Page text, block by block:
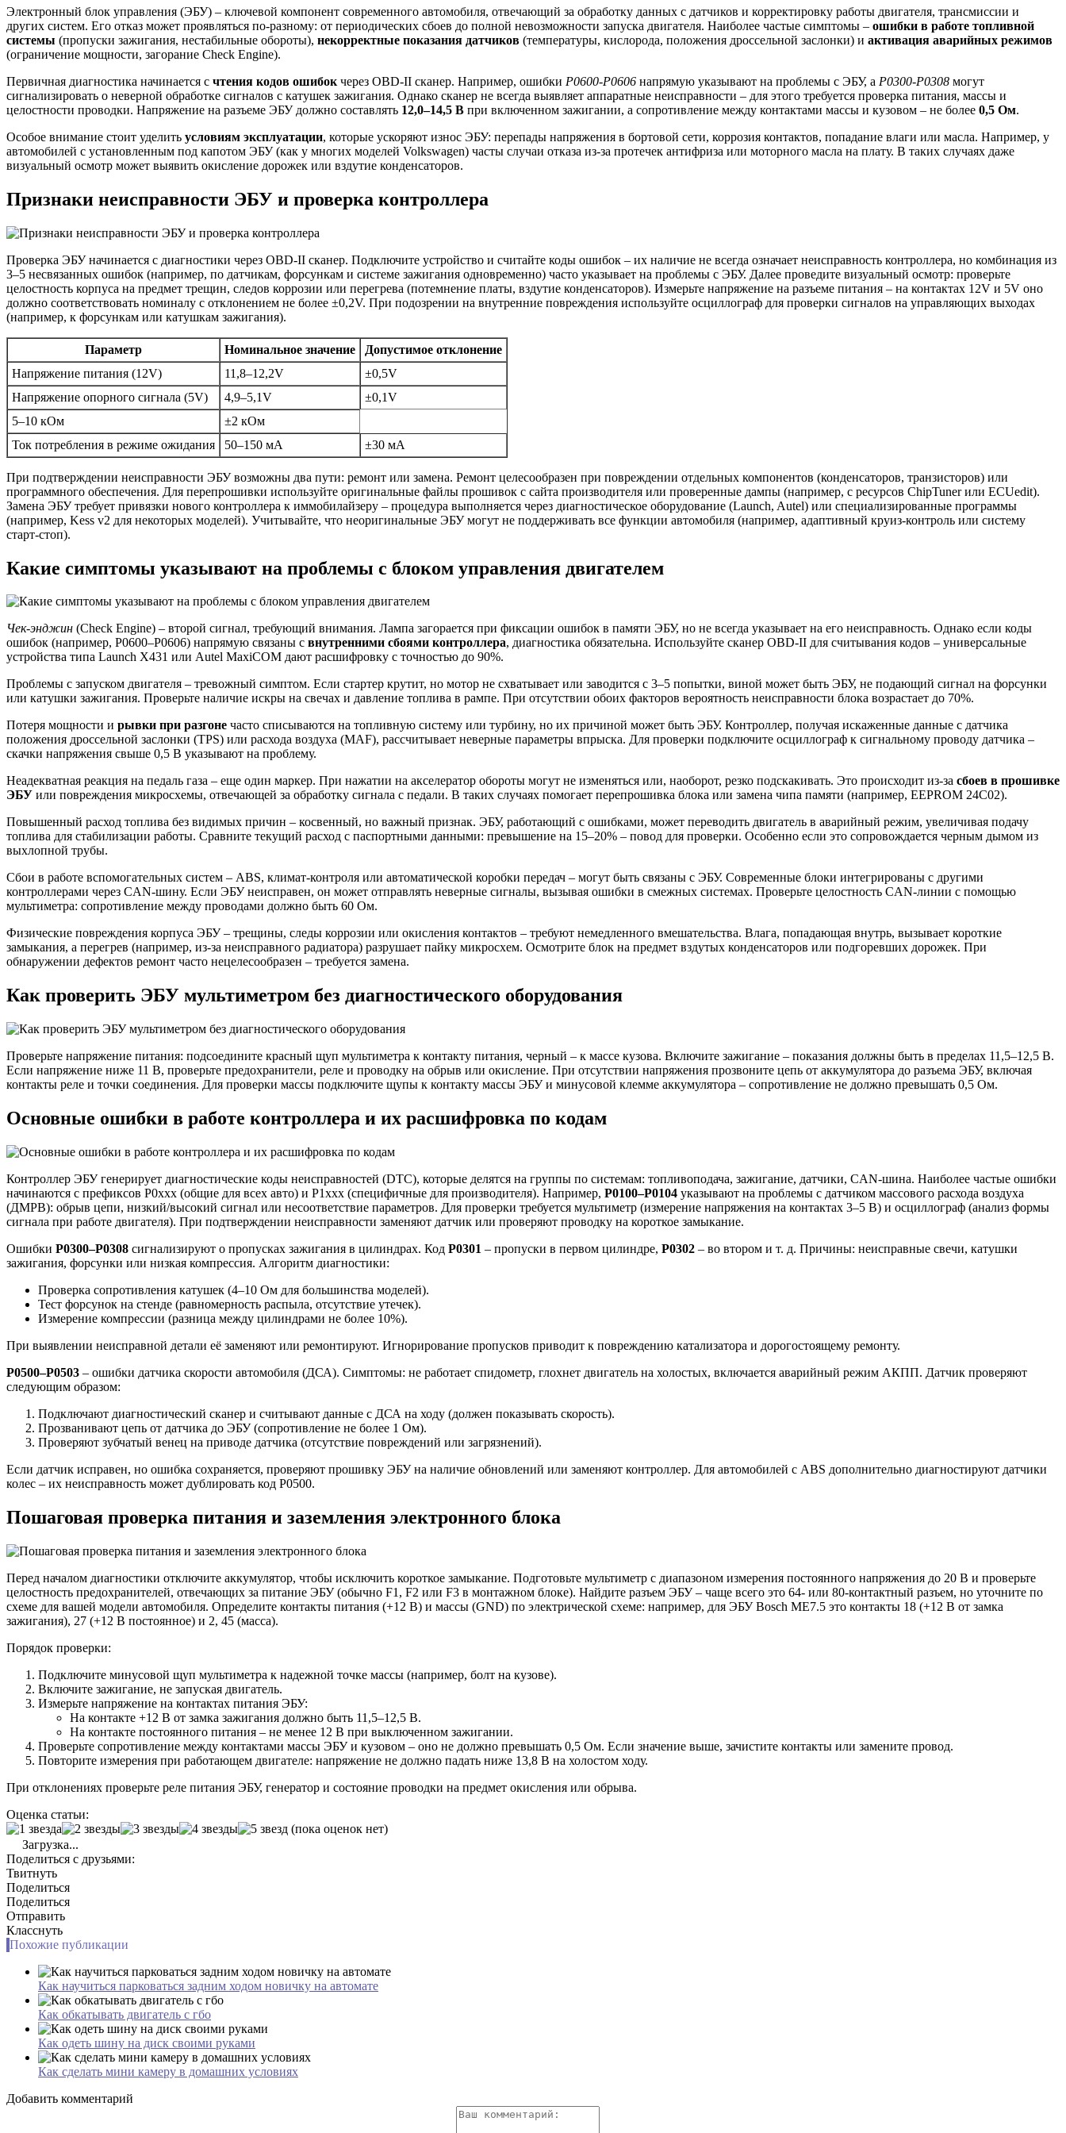
Электронный блок управления (ЭБУ) – ключевой компонент современного автомобиля, отвечающий за обработку данных с датчиков и корректировку работы двигателя, трансмиссии и
других систем. Его отказ может проявляться по-разному: от периодических сбоев до полной невозможности запуска двигателя. Наиболее частые симптомы – ошибки в работе топливной
системы (пропуски зажигания, нестабильные обороты), некорректные показания датчиков (температуры, кислорода, положения дроссельной заслонки) и активация аварийных режимов
(ограничение мощности, загорание Check Engine).
Первичная диагностика начинается с чтения кодов ошибок через OBD-II сканер. Например, ошибки P0600-P0606 напрямую указывают на проблемы с ЭБУ, а P0300-P0308 могут
сигнализировать о неверной обработке сигналов с катушек зажигания. Однако сканер не всегда выявляет аппаратные неисправности – для этого требуется проверка питания, массы и
целостности проводки. Напряжение на разъеме ЭБУ должно составлять 12,0–14,5 В при включенном зажигании, а сопротивление между контактами массы и кузовом – не более 0,5 Ом.
Особое внимание стоит уделить условиям эксплуатации, которые ускоряют износ ЭБУ: перепады напряжения в бортовой сети, коррозия контактов, попадание влаги или масла. Например, у
автомобилей с установленным под капотом ЭБУ (как у многих моделей Volkswagen) часты случаи отказа из-за протечек антифриза или моторного масла на плату. В таких случаях даже
визуальный осмотр может выявить окисление дорожек или вздутие конденсаторов.
Признаки неисправности ЭБУ и проверка контроллера
Проверка ЭБУ начинается с диагностики через OBD-II сканер. Подключите устройство и считайте коды ошибок – их наличие не всегда означает неисправность контроллера, но комбинация из
3–5 несвязанных ошибок (например, по датчикам, форсункам и системе зажигания одновременно) часто указывает на проблемы с ЭБУ. Далее проведите визуальный осмотр: проверьте
целостность корпуса на предмет трещин, следов коррозии или перегрева (потемнение платы, вздутие конденсаторов). Измерьте напряжение на разъеме питания – на контактах 12V и 5V оно
должно соответствовать номиналу с отклонением не более ±0,2V. При подозрении на внутренние повреждения используйте осциллограф для проверки сигналов на управляющих выходах
(например, к форсункам или катушкам зажигания).
Параметр Номинальное значение
Допустимое отклонение
Напряжение питания (12V)
11,8–12,2V
±0,5V
Напряжение опорного сигнала (5V)
4,9–5,1V
±0,1V
5–10 кОм
±2 кОм
Ток потребления в режиме ожидания
50–150 мА ±30 мА
При подтверждении неисправности ЭБУ возможны два пути: ремонт или замена. Ремонт целесообразен при повреждении отдельных компонентов (конденсаторов, транзисторов) или
программного обеспечения. Для перепрошивки используйте оригинальные файлы прошивок с сайта производителя или проверенные дампы (например, с ресурсов ChipTuner или ECUedit).
Замена ЭБУ требует привязки нового контроллера к иммобилайзеру – процедура выполняется через диагностическое оборудование (Launch, Autel) или специализированные программы
(например, Kess v2 для некоторых моделей). Учитывайте, что неоригинальные ЭБУ могут не поддерживать все функции автомобиля (например, адаптивный круиз-контроль или систему
старт-стоп).
Какие симптомы указывают на проблемы с блоком управления двигателем
Чек-энджин (Check Engine) – второй сигнал, требующий внимания. Лампа загорается при фиксации ошибок в памяти ЭБУ, но не всегда указывает на его неисправность. Однако если коды
ошибок (например, P0600–P0606) напрямую связаны с внутренними сбоями контроллера, диагностика обязательна. Используйте сканер OBD-II для считывания кодов – универсальные
устройства типа Launch X431 или Autel MaxiCOM дают расшифровку с точностью до 90%.
Проблемы с запуском двигателя – тревожный симптом. Если стартер крутит, но мотор не схватывает или заводится с 3–5 попытки, виной может быть ЭБУ, не подающий сигнал на форсунки
или катушки зажигания. Проверьте наличие искры на свечах и давление топлива в рампе. При отсутствии обоих факторов вероятность неисправности блока возрастает до 70%.
Потеря мощности и рывки при разгоне часто списываются на топливную систему или турбину, но их причиной может быть ЭБУ. Контроллер, получая искаженные данные с датчика
положения дроссельной заслонки (TPS) или расхода воздуха (MAF), рассчитывает неверные параметры впрыска. Для проверки подключите осциллограф к сигнальному проводу датчика –
скачки напряжения свыше 0,5 В указывают на проблему.
Неадекватная реакция на педаль газа – еще один маркер. При нажатии на акселератор обороты могут не изменяться или, наоборот, резко подскакивать. Это происходит из-за сбоев в прошивке
ЭБУ или повреждения микросхемы, отвечающей за обработку сигнала с педали. В таких случаях помогает перепрошивка блока или замена чипа памяти (например, EEPROM 24C02).
Повышенный расход топлива без видимых причин – косвенный, но важный признак. ЭБУ, работающий с ошибками, может переводить двигатель в аварийный режим, увеличивая подачу
топлива для стабилизации работы. Сравните текущий расход с паспортными данными: превышение на 15–20% – повод для проверки. Особенно если это сопровождается черным дымом из
выхлопной трубы.
Сбои в работе вспомогательных систем – ABS, климат-контроля или автоматической коробки передач – могут быть связаны с ЭБУ. Современные блоки интегрированы с другими
контроллерами через CAN-шину. Если ЭБУ неисправен, он может отправлять неверные сигналы, вызывая ошибки в смежных системах. Проверьте целостность CAN-линии с помощью
мультиметра: сопротивление между проводами должно быть 60 Ом.
Физические повреждения корпуса ЭБУ – трещины, следы коррозии или окисления контактов – требуют немедленного вмешательства. Влага, попадающая внутрь, вызывает короткие
замыкания, а перегрев (например, из-за неисправного радиатора) разрушает пайку микросхем. Осмотрите блок на предмет вздутых конденсаторов или подгоревших дорожек. При
обнаружении дефектов ремонт часто нецелесообразен – требуется замена.
Как проверить ЭБУ мультиметром без диагностического оборудования
Проверьте напряжение питания: подсоедините красный щуп мультиметра к контакту питания, черный – к массе кузова. Включите зажигание – показания должны быть в пределах 11,5–12,5 В.
Если напряжение ниже 11 В, проверьте предохранители, реле и проводку на обрыв или окисление. При отсутствии напряжения прозвоните цепь от аккумулятора до разъема ЭБУ, включая
контакты реле и точки соединения. Для проверки массы подключите щупы к контакту массы ЭБУ и минусовой клемме аккумулятора – сопротивление не должно превышать 0,5 Ом.
Основные ошибки в работе контроллера и их расшифровка по кодам
Контроллер ЭБУ генерирует диагностические коды неисправностей (DTC), которые делятся на группы по системам: топливоподача, зажигание, датчики, CAN-шина. Наиболее частые ошибки
начинаются с префиксов P0xxx (общие для всех авто) и P1xxx (специфичные для производителя). Например, P0100–P0104 указывают на проблемы с датчиком массового расхода воздуха
(ДМРВ): обрыв цепи, низкий/высокий сигнал или несоответствие параметров. Для проверки требуется мультиметр (измерение напряжения на контактах 3–5 В) и осциллограф (анализ формы
сигнала при работе двигателя). При подтверждении неисправности заменяют датчик или проверяют проводку на короткое замыкание.
Ошибки P0300–P0308 сигнализируют о пропусках зажигания в цилиндрах. Код P0301 – пропуски в первом цилиндре, P0302 – во втором и т. д. Причины: неисправные свечи, катушки
зажигания, форсунки или низкая компрессия. Алгоритм диагностики:
Проверка сопротивления катушек (4–10 Ом для большинства моделей).
Тест форсунок на стенде (равномерность распыла, отсутствие утечек).
Измерение компрессии (разница между цилиндрами не более 10%).
При выявлении неисправной детали её заменяют или ремонтируют. Игнорирование пропусков приводит к повреждению катализатора и дорогостоящему ремонту.
P0500–P0503 – ошибки датчика скорости автомобиля (ДСА). Симптомы: не работает спидометр, глохнет двигатель на холостых, включается аварийный режим АКПП. Датчик проверяют
следующим образом:
Подключают диагностический сканер и считывают данные с ДСА на ходу (должен показывать скорость).
Прозванивают цепь от датчика до ЭБУ (сопротивление не более 1 Ом).
Проверяют зубчатый венец на приводе датчика (отсутствие повреждений или загрязнений).
Если датчик исправен, но ошибка сохраняется, проверяют прошивку ЭБУ на наличие обновлений или заменяют контроллер. Для автомобилей с ABS дополнительно диагностируют датчики
колес – их неисправность может дублировать код P0500.
Пошаговая проверка питания и заземления электронного блока
Перед началом диагностики отключите аккумулятор, чтобы исключить короткое замыкание. Подготовьте мультиметр с диапазоном измерения постоянного напряжения до 20 В и проверьте
целостность предохранителей, отвечающих за питание ЭБУ (обычно F1, F2 или F3 в монтажном блоке). Найдите разъем ЭБУ – чаще всего это 64- или 80-контактный разъем, но уточните по
схеме для вашей модели автомобиля. Определите контакты питания (+12 В) и массы (GND) по электрической схеме: например, для ЭБУ Bosch ME7.5 это контакты 18 (+12 В от замка
зажигания), 27 (+12 В постоянное) и 2, 45 (масса).
Порядок проверки:
Подключите минусовой щуп мультиметра к надежной точке массы (например, болт на кузове).
Включите зажигание, не запуская двигатель.
Измерьте напряжение на контактах питания ЭБУ:
На контакте +12 В от замка зажигания должно быть 11,5–12,5 В.
На контакте постоянного питания – не менее 12 В при выключенном зажигании.
Проверьте сопротивление между контактами массы ЭБУ и кузовом – оно не должно превышать 0,5 Ом. Если значение выше, зачистите контакты или замените провод.
Повторите измерения при работающем двигателе: напряжение не должно падать ниже 13,8 В на холостом ходу.
При отклонениях проверьте реле питания ЭБУ, генератор и состояние проводки на предмет окисления или обрыва.
Оценка статьи:
(пока оценок нет)
Загрузка...
Поделиться с друзьями:
Твитнуть
Поделиться
Поделиться
Отправить
Класснуть
Похожие публикации
Как научиться парковаться задним ходом новичку на автомате
Как обкатывать двигатель с гбо
Как одеть шину на диск своими руками
Как сделать мини камеру в домашних условиях
Добавить комментарий